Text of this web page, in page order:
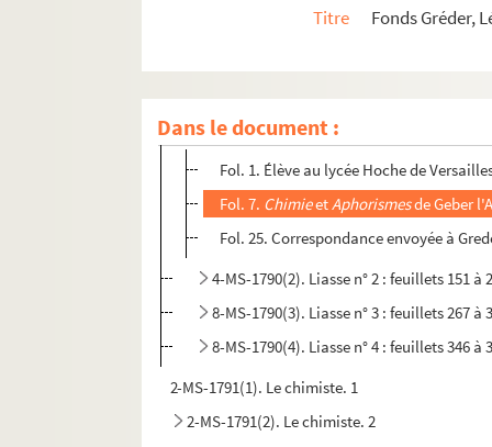
Titre
Fonds Gréder,
Dans le document :
4-MS-1790(1). Liasse n° 1 : feuillets 1 à 150
Fol. 1. Élève au lycée Hoche de
Fol. 7. ChimieetAphorismesde Geber
Fol. 25. Correspondance envoyée à
4-MS-1790(2). Liasse n° 2 : feuillets 151 à
8-MS-1790(3). Liasse n° 3 : feuillets 267 à
8-MS-1790(4). Liasse n° 4 : feuillets 346 à
2-MS-1791(1). Le chimiste. 1
2-MS-1791(2). Le chimiste. 2